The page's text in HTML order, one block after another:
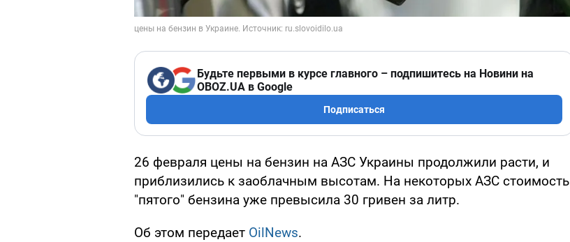
Будьте первыми в курсе главного – подпишитесь на Новини на
OBOZ.UA в Google
Подписаться
26 февраля цены на бензин на АЗС Украины продолжили расти, и
приблизились к заоблачным высотам. На некоторых АЗС стоимость
"пятого" бензина уже превысила 30 гривен за литр.
Об этом передает OilNews.